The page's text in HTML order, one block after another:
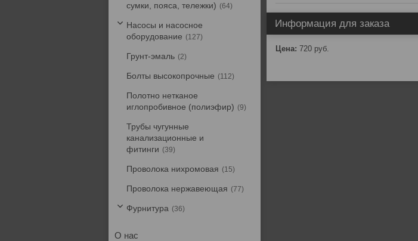
Информация для заказа
Цена: 720 руб.
сумки, пояса, тележки)
64
Насосы и насосное
оборудование
127
Грунт-эмаль 2
Болты высокопрочные 112
Полотно нетканое
иглопробивное (полиэфир)
9
Трубы чугунные
канализационные и
фитинги
39
Проволока нихромовая 15
Проволока нержавеющая 77
Фурнитура 36
О нас